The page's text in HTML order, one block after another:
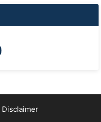
Disclaimer